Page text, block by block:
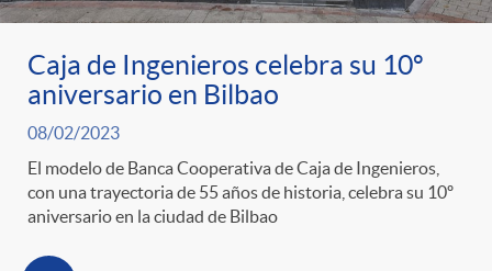
Caja de Ingenieros celebra su 10º
aniversario en Bilbao
08/02/2023
El modelo de Banca Cooperativa de Caja de Ingenieros,
con una trayectoria de 55 años de historia, celebra su 10º
aniversario en la ciudad de Bilbao